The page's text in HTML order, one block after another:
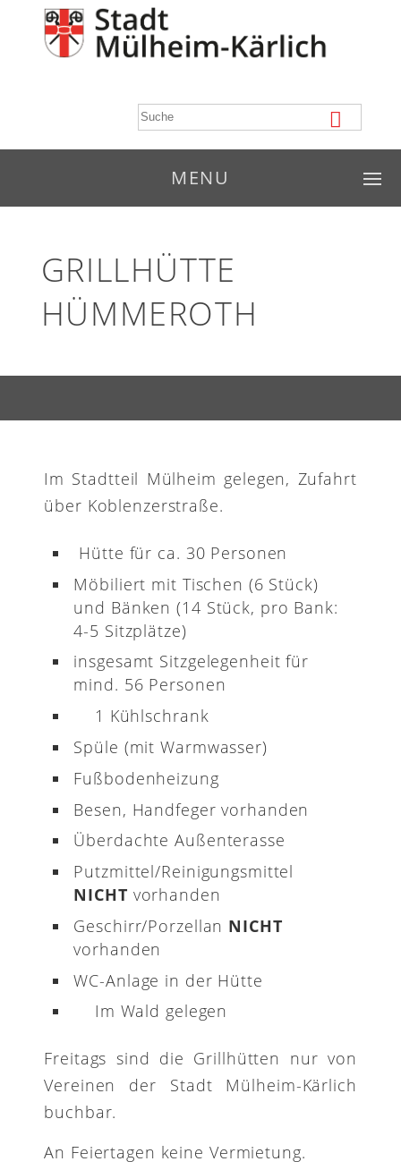
MENU
GRILLHÜTTE
HÜMMEROTH
Im Stadtteil Mülheim gelegen, Zufahrt
über Koblenzerstraße.
Hütte für ca. 30 Personen
Möbiliert mit Tischen (6 Stück)
und Bänken (14 Stück, pro Bank:
4-5 Sitzplätze)
insgesamt Sitzgelegenheit für
mind. 56 Personen
1 Kühlschrank
Spüle (mit Warmwasser)
Fußbodenheizung
Besen, Handfeger vorhanden
Überdachte Außenterasse
Putzmittel/Reinigungsmittel
NICHT vorhanden
Geschirr/Porzellan NICHT
vorhanden
WC-Anlage in der Hütte
Im Wald gelegen
Freitags sind die Grillhütten nur von
Vereinen der Stadt Mülheim-Kärlich
buchbar.
An Feiertagen keine Vermietung.